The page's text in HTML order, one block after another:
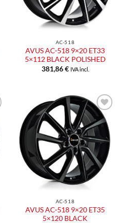
AC-518
AVUS AC-518 9×20 ET33
5×112 BLACK POLISHED
381,86€ IVA incl.
Aggiungi
alla lista
dei
desideri
AC-518
AVUS AC-518 9×20 ET35
5×120 BLACK